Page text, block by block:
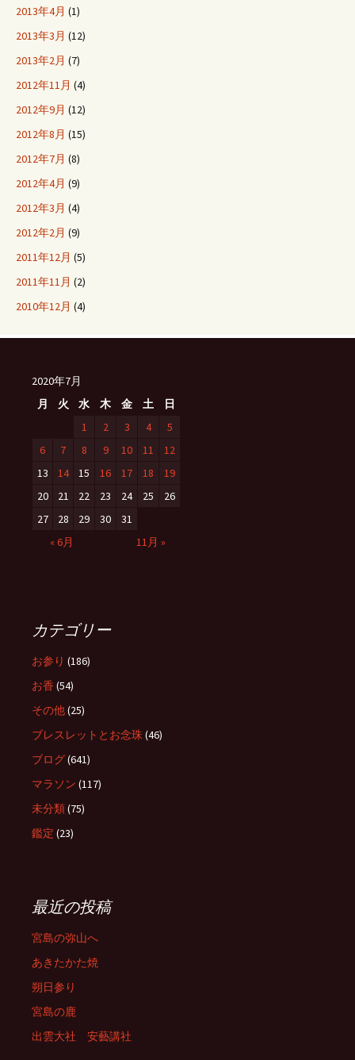
2013年4月 (1)
2013年3月 (12)
2013年2月 (7)
2012年11月 (4)
2012年9月 (12)
2012年8月 (15)
2012年7月 (8)
2012年4月 (9)
2012年3月 (4)
2012年2月 (9)
2011年12月 (5)
2011年11月 (2)
2010年12月 (4)
2020年7月
月
火 水 木 金 土
日
1
2 3 4
5
6
7 8 9 10 11
12
13
14 15 16 17 18
19
20
21 22 23 24 25
26
27
28 29 30
31
« 6月
11月 »
カテゴリー
お参り (186)
お香 (54)
その他(25)
ブレスレットとお念珠(46)
ブログ(641)
マラソン (117)
未分類(75)
鑑定 (23)
最近の投稿
宮島の弥山へ
あきたかた焼
朔日参り
宮島の鹿
出雲大社 安藝講社